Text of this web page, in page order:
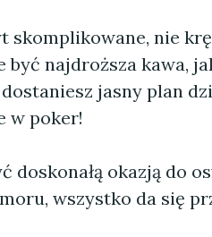
skomplikowane, nie
być najdroższa kawa,
jasny plan
w poker!
doskonałą okazją do
wszystko da się